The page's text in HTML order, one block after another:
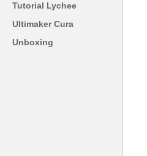
Tutorial Lychee
Ultimaker Cura
Unboxing